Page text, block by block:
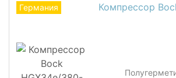
Компрессор
Германия